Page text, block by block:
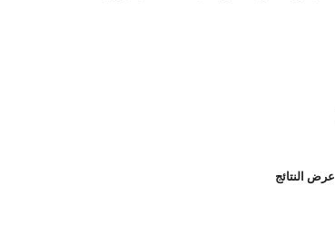
عرض النتائج